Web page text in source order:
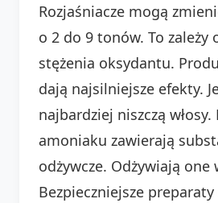
Rozjaśniacze mogą
o 2 do 9 tonów. To zależy
stężenia oksydantu.
dają najsilniejsze efekty.
najbardziej niszczą
amoniaku zawierają
odżywcze. Odżywiają one
Bezpieczniejsze